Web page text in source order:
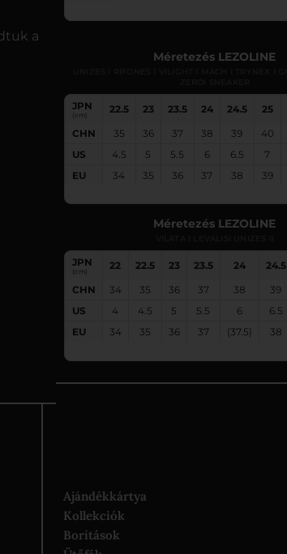
a
Méretezés LEZOLINE
JPN
(cm) 22.5 23 23.5 24 24.5 25
CHN
35 36 37 38 39 40
US
4.5 5 5.5 6 6.5 7
EU
34 35 36 37 38 39
Méretezés LEZOLINE
JPN
(cm) 22 22.5 23 23.5 24 24.5
CHN
34 35 36 37 38 39
US
4 4.5 5 5.5 6 6.5
EU
34 35 36 37 (37.5) 38
Ajándékkártya
Kollekciók
Borítások